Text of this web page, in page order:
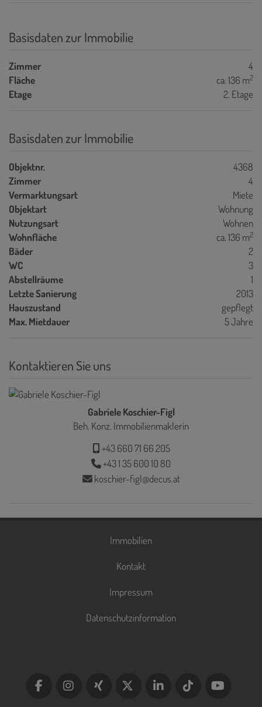
Basisdaten zur Immobilie
Zimmer
4
Fläche
ca. 136 m2
Etage 2. Etage
Basisdaten zur Immobilie
Objektnr.
4368
Zimmer
4
Vermarktungsart
Miete
Objektart
Wohnung
Nutzungsart
Wohnen
Wohnfläche
ca. 136 m2
Bäder
2
WC
3
Abstellräume
1
Letzte Sanierung
2013
Hauszustand
gepflegt
Max. Mietdauer
5 Jahre
Kontaktieren Sie uns
Gabriele Koschier-Figl
Beh. Konz. Immobilienmaklerin
+43 660 71 66 205
+43 1 35 600 10 80
koschier-figl@decus.at
Immobilien
Kontakt
Impressum
Datenschutzinformation